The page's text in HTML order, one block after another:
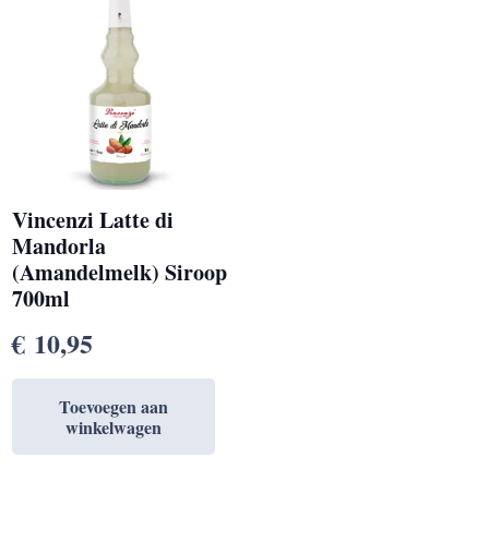
Vincenzi Latte di
Mandorla
(Amandelmelk) Siroop
700ml
€ 10,95
Toevoegen aan
winkelwagen